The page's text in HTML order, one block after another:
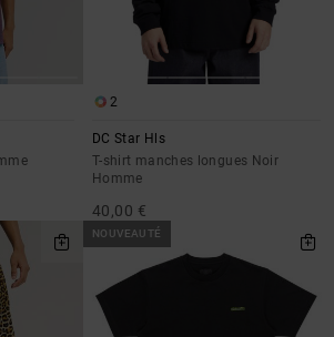
2
DC Star Hls
T-shirt manches longues Noir
Homme
40,00 €
NOUVEAUTÉ